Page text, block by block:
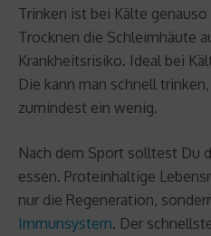
Trinken ist bei Kälte
Trocknen die Schleimhäute
Krankheitsrisiko. Ideal bei
Die kann man schnell
zumindest ein wenig.
Nach dem Sport solltest Du
essen. Proteinhaltige
nur die Regeneration,
Immunsystem. Der